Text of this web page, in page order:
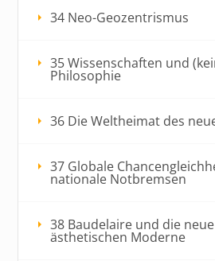
34 Neo-Geozentrismus
35 Wissenschaften und
Philosophie
36 Die Weltheimat des
37 Globale
nationale Notbremsen
38 Baudelaire und die
ästhetischen Moderne